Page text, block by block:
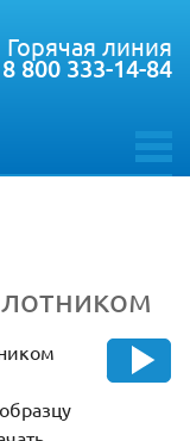
toggle
Горячая линия
8 800 333-14-84